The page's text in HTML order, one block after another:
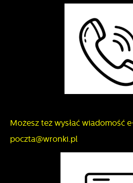
Możesz też wysłać wiadomość
poczta@wronki.pl